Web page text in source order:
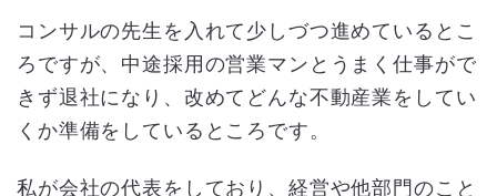
コンサルの先生を入れて少しづつ進めているとこ
ろですが、中途採用の営業マンとうまく仕事がで
きず退社になり、改めてどんな不動産業をしてい
くか準備をしているところです。
私が会社の代表をしており、経営や他部門のこと